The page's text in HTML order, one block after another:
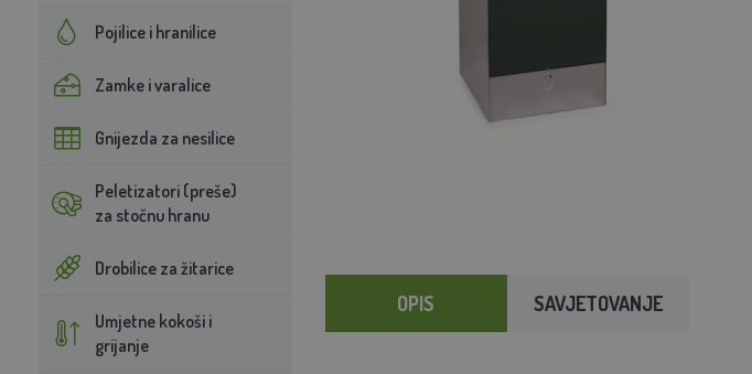
Pojilice i hranilice
Zamke i varalice
Gnijezda za nesilice
Peletizatori (preše)
za stočnu hranu
Drobilice za žitarice
Umjetne kokoši i
grijanje
OPIS SAVJETOVANJE